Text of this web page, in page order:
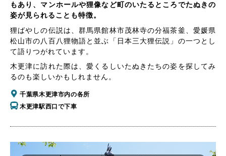
もあり、マンホールや狸像など町のいたるところでたぬきの
姿が見られることも特徴。
狸ばやしの伝説は、群馬県館林市茂林寺の分福茶釜、愛媛県
松山市の八百八狸物語と並ぶ「日本三大狸伝説」の一つとし
て語りつがれています。
木更津に訪れた際は、愛くるしいたぬきたちの姿を探してみ
るのも楽しいかもしれません。
千葉県木更津市内の各所
木更津駅西口で下車